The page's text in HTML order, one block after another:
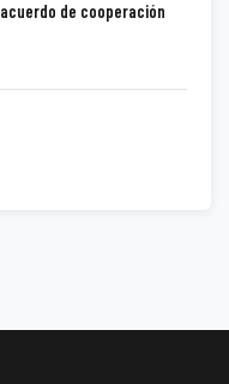
acuerdo de cooperación